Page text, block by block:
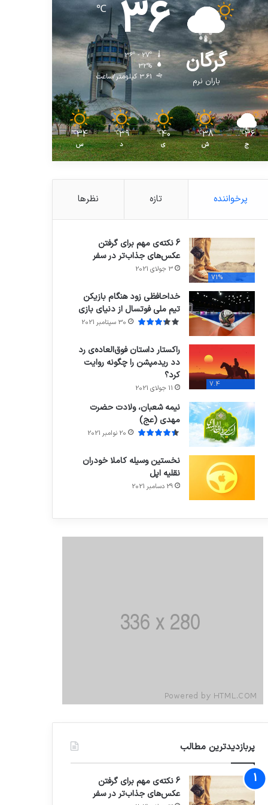
گرگان
باران نرم
36
℃
36º - 27º
32%
3.61 کیلومتر/ساعت
36
℃
ج
38
℃
ش
40
℃
ی
39
℃
د
34
℃
س
پرخواننده تازه نظرها
71%
6 نکته‌ی مهم برای گرفتن
عکس‌های جذاب‌تر در سفر
3 جولای 2021
خداحافظی زود هنگام بازیکن
تیم ملی فوتسال از دنیای بازی
30 سپتامبر 2021
7.4
راکستار داستان فوق‌العاده‌ی رد
دد ریدمپشن را چگونه روایت
کرد؟
11 جولای 2021
نیمه شعبان، ولادت حضرت
مهدی (عج)
20 نوامبر 2021
نخستین وسیله کاملا خودران
نقلیه اپل
29 دسامبر 2021
پربازدیدترین مطالب
6 نکته‌ی مهم برای گرفتن
عکس‌های جذاب‌تر در سفر